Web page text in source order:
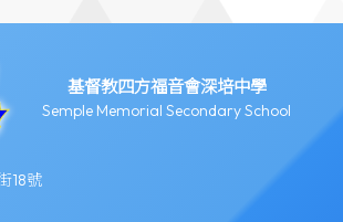
基督教四方福音會深培中學
Semple Memorial Secondary School
18號